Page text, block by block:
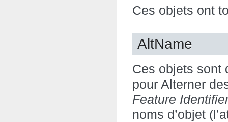
Ces objets ont
AltName
Ces objets sont
pour Alterner
Feature
noms d’objet